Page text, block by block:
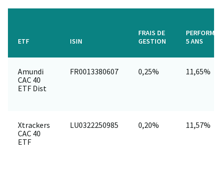
ETF ISIN
FRAIS DE
GESTION
5 ANS
Amundi
CAC 40
ETF Dist
FR0013380607 0,25% 11,65%
Xtrackers
CAC 40
ETF
LU0322250985 0,20% 11,57%